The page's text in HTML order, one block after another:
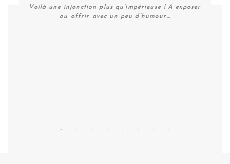
Voilà une injonction plus qu’impérieuse ! A exposer
ou offrir avec un peu d’humour…